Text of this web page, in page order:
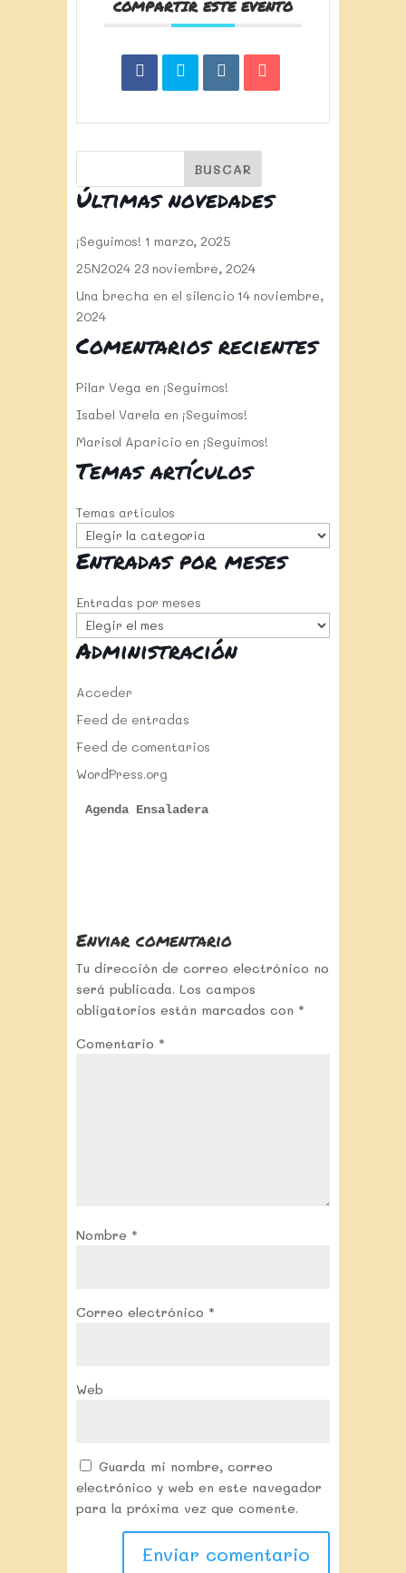
COMPARTIR ESTE EVENTO
Últimas novedades
¡Seguimos! 1 marzo, 2025
25N2024 23 noviembre, 2024
Una brecha en el silencio 14 noviembre,
2024
Comentarios recientes
Pilar Vega en ¡Seguimos!
Isabel Varela en ¡Seguimos!
Marisol Aparicio en ¡Seguimos!
Temas artículos
Temas artículos
Entradas por meses
Entradas por meses
Administración
Acceder
Feed de entradas
Feed de comentarios
WordPress.org
Agenda Ensaladera
Enviar comentario
Tu dirección de correo electrónico no
será publicada. Los campos
obligatorios están marcados con *
Comentario *
Nombre *
Correo electrónico *
Web
Guarda mi nombre, correo
electrónico y web en este navegador
para la próxima vez que comente.